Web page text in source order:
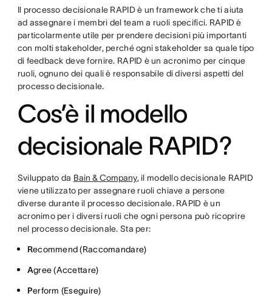
Il processo decisionale RAPID è un framework che ti aiuta
ad assegnare i membri del team a ruoli specifici. RAPID è
particolarmente utile per prendere decisioni più importanti
con molti stakeholder, perché ogni stakeholder sa quale tipo
di feedback deve fornire. RAPID è un acronimo per cinque
ruoli, ognuno dei quali è responsabile di diversi aspetti del
processo decisionale.
Cos’è il modello
decisionale RAPID?
Sviluppato da Bain & Company, il modello decisionale RAPID
viene utilizzato per assegnare ruoli chiave a persone
diverse durante il processo decisionale. RAPID è un
acronimo per i diversi ruoli che ogni persona può ricoprire
nel processo decisionale. Sta per:
Recommend (Raccomandare)
Agree (Accettare)
Perform (Eseguire)